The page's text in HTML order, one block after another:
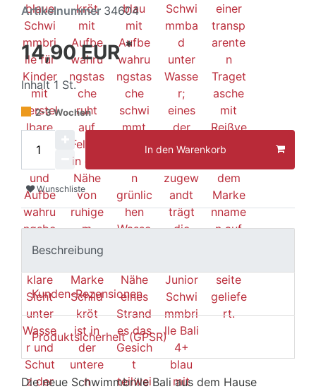
Artikelnummer 34604
14,90 EUR*
Inhalt1 St.
2-3 Wochen
In den Warenkorb
Wunschliste
Beschreibung
Kunden-Rezensionen
Produktsicherheit (GPSR)
Die neue Schwimmbrille Bali aus dem Hause